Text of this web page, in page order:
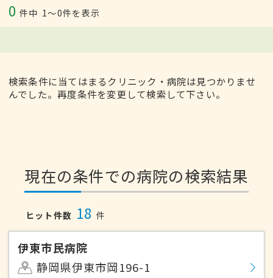
0 件中 1〜0件を表示
検索条件に当てはまるクリニック・病院は見つかりませ
んでした。再度条件を変更して検索して下さい。
現在の条件での病院の検索結果
ヒット件数 18 件
伊東市民病院
静岡県伊東市岡196-1